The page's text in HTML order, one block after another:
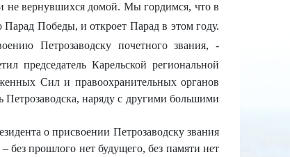
не вернувшихся домой. Мы гордимся, что в
Победы, и откроет Парад в этом году.
Петрозаводску почетного звания, -
председатель Карельской региональной
Сил и правоохранительных органов
наряду с другими большими
о присвоении Петрозаводску звания
без прошлого нет будущего, без памяти нет